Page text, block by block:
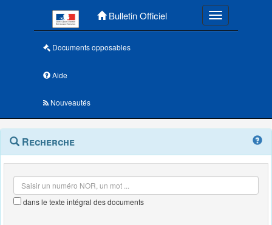
Bulletin Officiel Toggle
Documents opposables
Aide
Nouveautés
Navigation
outils
Menu
contextuel
Recherche
dans le texte intégral des documents